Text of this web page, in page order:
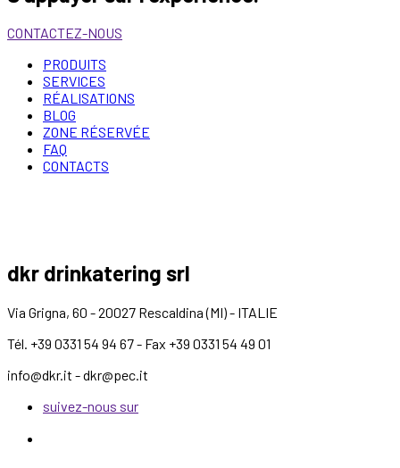
CONTACTEZ-NOUS
PRODUITS
SERVICES
RÉALISATIONS
BLOG
ZONE RÉSERVÉE
FAQ
CONTACTS
dkr drinkatering srl
Via Grigna, 60 - 20027 Rescaldina (MI) - ITALIE
Tél. +39 0331 54 94 67 - Fax +39 0331 54 49 01
info@dkr.it - dkr@pec.it
suivez-nous sur